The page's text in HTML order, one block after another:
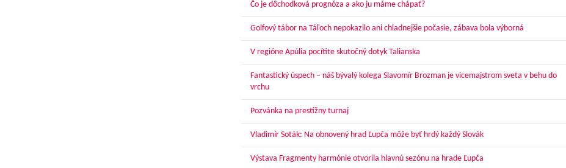
Čo je dôchodková prognóza a ako ju máme chápať?
Golfový tábor na Táľoch nepokazilo ani chladnejšie počasie, zábava bola výborná
V regióne Apúlia pocítite skutočný dotyk Talianska
Fantastický úspech – náš bývalý kolega Slavomír Brozman je vicemajstrom sveta v behu do
vrchu
Pozvánka na prestížny turnaj
Vladimír Soták: Na obnovený hrad Ľupča môže byť hrdý každý Slovák
Výstava Fragmenty harmónie otvorila hlavnú sezónu na hrade Ľupča